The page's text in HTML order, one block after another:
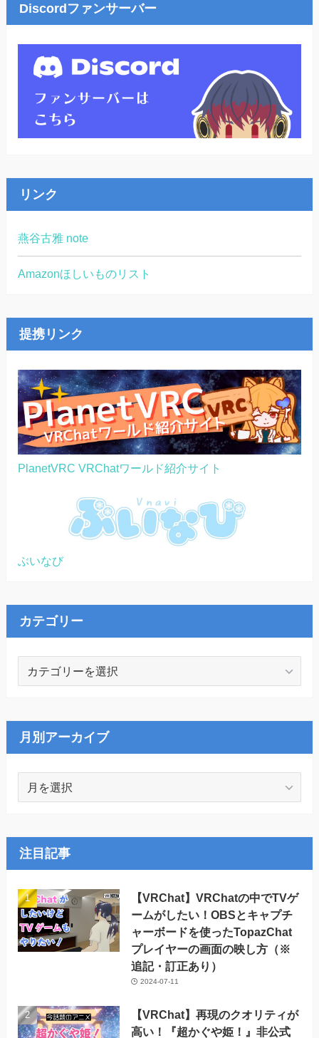
Discordファンサーバー
リンク
燕谷古雅 note
Amazonほしいものリスト
提携リンク
PlanetVRC VRChatワールド紹介サイト
ぶいなび
カテゴリー
ー
月別アーカイブ
カ
イ
ブ
注目記事
【VRChat】VRChatの中でTVゲ
ームがしたい！OBSとキャプチ
ャーボードを使ったTopazChat
プレイヤーの画面の映し方（※
追記・訂正あり）
2024-07-11
【VRChat】再現のクオリティが
高い！『超かぐや姫！』非公式